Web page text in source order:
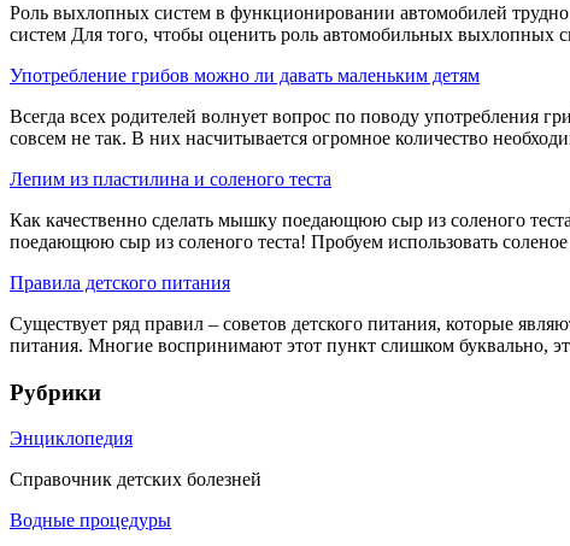
Роль выхлопных систем в функционировании автомобилей
систем Для того, чтобы оценить роль автомобильных выхлопных
Употребление грибов можно ли давать маленьким детям
Всегда всех родителей волнует вопрос по поводу употребления
совсем не так. В них насчитывается огромное количество
Лепим из пластилина и соленого теста
Как качественно сделать мышку поедающюю сыр из соленого
поедающюю сыр из соленого теста! Пробуем использовать соленое
Правила детского питания
Существует ряд правил – советов детского питания, которые
питания. Многие воспринимают этот пункт слишком буквально,
Рубрики
Энциклопедия
Справочник детских болезней
Водные процедуры